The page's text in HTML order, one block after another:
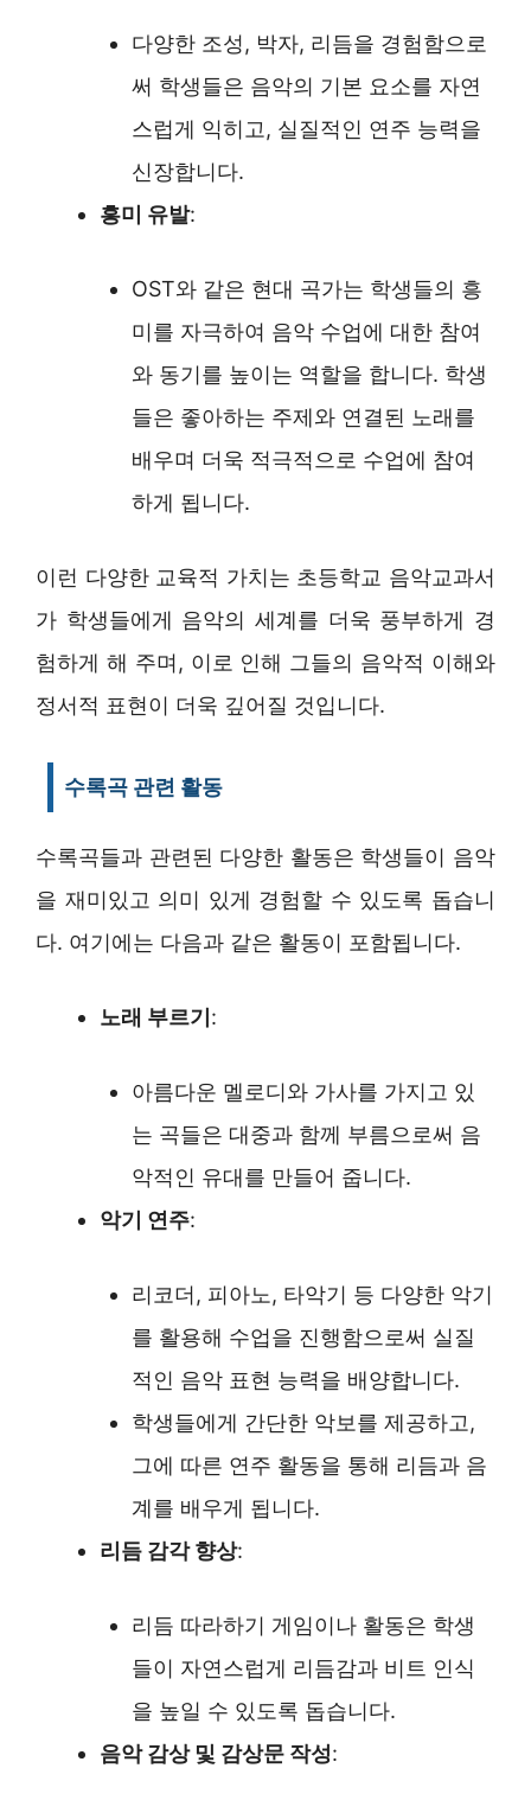
다양한 조성, 박자, 리듬을 경험함으로
써 학생들은 음악의 기본 요소를 자연
스럽게 익히고, 실질적인 연주 능력을
신장합니다.
흥미 유발:
OST와 같은 현대 곡가는 학생들의 흥
미를 자극하여 음악 수업에 대한 참여
와 동기를 높이는 역할을 합니다. 학생
들은 좋아하는 주제와 연결된 노래를
배우며 더욱 적극적으로 수업에 참여
하게 됩니다.
이런 다양한 교육적 가치는 초등학교 음악교과서
가 학생들에게 음악의 세계를 더욱 풍부하게 경
험하게 해 주며, 이로 인해 그들의 음악적 이해와
정서적 표현이 더욱 깊어질 것입니다.
수록곡 관련 활동
수록곡들과 관련된 다양한 활동은 학생들이 음악
을 재미있고 의미 있게 경험할 수 있도록 돕습니
다. 여기에는 다음과 같은 활동이 포함됩니다.
노래 부르기:
아름다운 멜로디와 가사를 가지고 있
는 곡들은 대중과 함께 부름으로써 음
악적인 유대를 만들어 줍니다.
악기 연주:
리코더, 피아노, 타악기 등 다양한 악기
를 활용해 수업을 진행함으로써 실질
적인 음악 표현 능력을 배양합니다.
학생들에게 간단한 악보를 제공하고,
그에 따른 연주 활동을 통해 리듬과 음
계를 배우게 됩니다.
리듬 감각 향상:
리듬 따라하기 게임이나 활동은 학생
들이 자연스럽게 리듬감과 비트 인식
을 높일 수 있도록 돕습니다.
음악 감상 및 감상문 작성: